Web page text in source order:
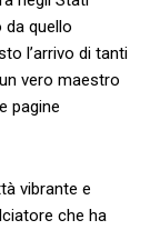
quello
l’arrivo di⁢ tanti⁤
vero ‍maestro
pagine​
vibrante e
che ha‍